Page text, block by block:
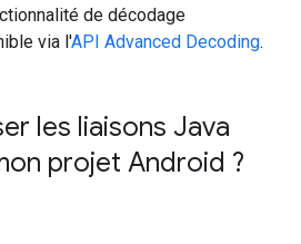
de décodage
via l'API Advanced Decoding.
les liaisons Java
projet Android ?